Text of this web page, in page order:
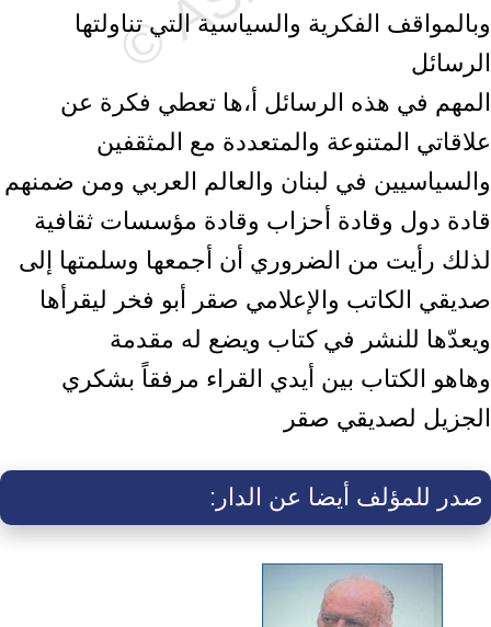
وبالمواقف الفكرية والسياسية التي تناولتها
الرسائل
المهم في هذه الرسائل أ،ها تعطي فكرة عن
علاقاتي المتنوعة والمتعددة مع المثقفين
والسياسيين في لبنان والعالم العربي ومن ضمنهم
قادة دول وقادة أحزاب وقادة مؤسسات ثقافية
لذلك رأيت من الضروري أن أجمعها وسلمتها إلى
صديقي الكاتب والإعلامي صقر أبو فخر ليقرأها
ويعدّها للنشر في كتاب ويضع له مقدمة
وهاهو الكتاب بين أيدي القراء مرفقاً بشكري
الجزيل لصديقي صقر
صدر للمؤلف أيضا عن الدار: